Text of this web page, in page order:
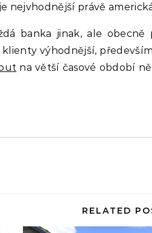
nejvhodnější právě
banka jinak, ale
výhodnější,
na větší časové období
RELATED